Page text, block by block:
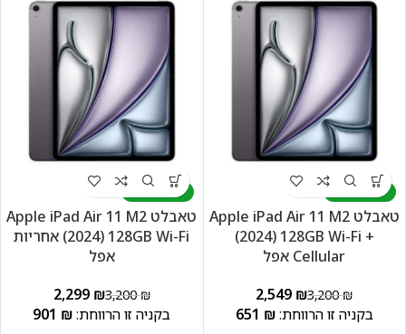
זמין במלאי
טאבלט Apple iPad Air 11 M2
(2024) 128GB Wi-Fi +‎‎
Cellular אפל
3,200₪
2,549 ₪
651 ₪
זמין במלאי
טאבלט Apple iPad Air 11 M2
(2024) 128GB Wi-Fi אחריות
אפל
3,200₪
2,299 ₪
901 ₪